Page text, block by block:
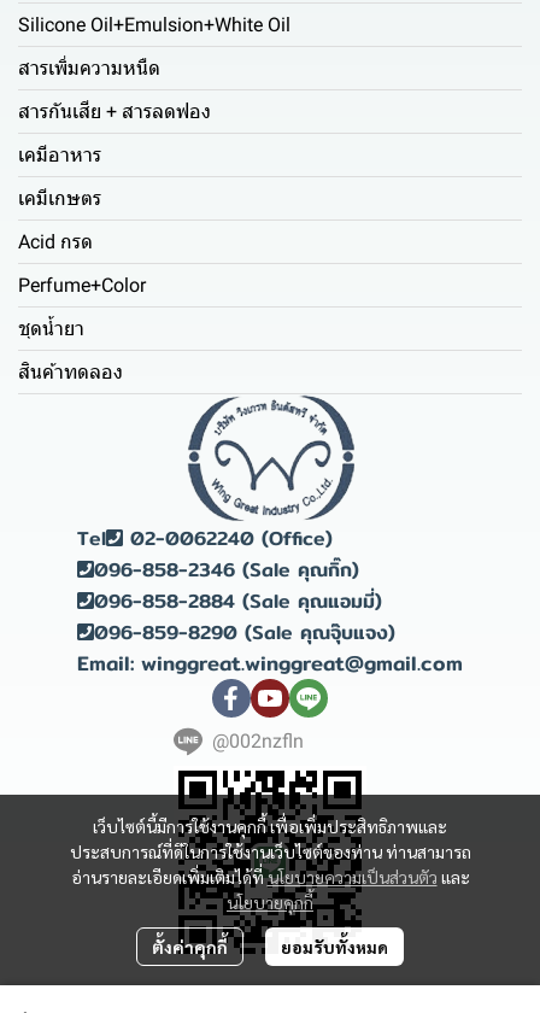
เว็บไซต์นี้มีการใช้งานคุกกี้ เพื่อเพิ่มประสิทธิภาพและ
ประสบการณ์ที่ดีในการใช้งานเว็บไซต์ของท่าน ท่านสามารถ
อ่านรายละเอียดเพิ่มเติมได้ที่นโยบายความเป็นส่วนตัว และ
นโยบายคุกกี้
ตั้งค่าคุกกี้ ยอมรับทั้งหมด
Silicone Oil+Emulsion+White Oil
สารเพิ่มความหนืด
สารกันเสีย + สารลดฟอง
เคมีอาหาร
เคมีเกษตร
Acid กรด
Perfume+Color
ชุดน้ำยา
สินค้าทดลอง
Tel
02-0062240 (Office)
096-858-2346 (Sale คุณกิ๊ก)
096-858-2884 (Sale คุณแอมมี่)
096-859-8290 (Sale คุณจุ๊บแจง)
Email: winggreat.winggreat@gmail.com
@002nzfln